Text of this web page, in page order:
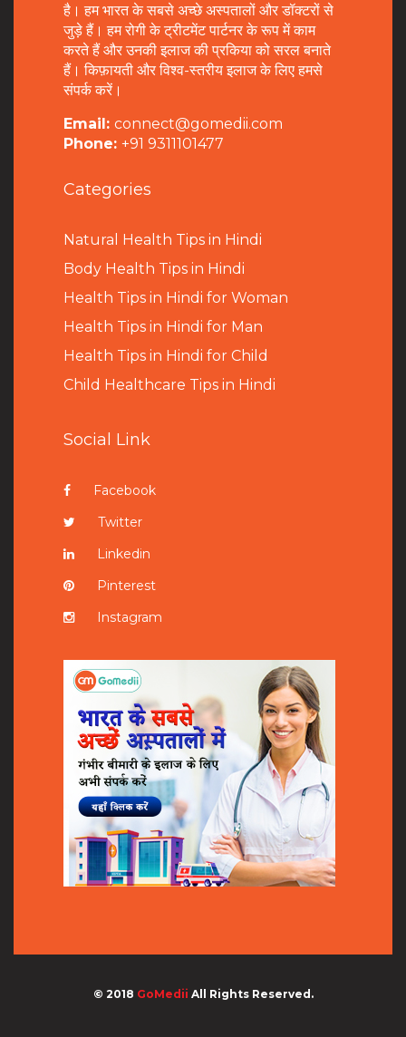
है। हम भारत के सबसे अच्छे अस्पतालों और डॉक्टरों से
जुड़े हैं। हम रोगी के ट्रीटमेंट पार्टनर के रूप में काम
करते हैं और उनकी इलाज की प्रकिया को सरल बनाते
हैं। किफ़ायती और विश्व-स्तरीय इलाज के लिए हमसे
संपर्क करें।
Email: connect@gomedii.com
Phone: +91 9311101477
Categories
Natural Health Tips in Hindi
Body Health Tips in Hindi
Health Tips in Hindi for Woman
Health Tips in Hindi for Man
Health Tips in Hindi for Child
Child Healthcare Tips in Hindi
Social Link
Facebook
Twitter
Linkedin
Pinterest
Instagram
© 2018 GoMedii All Rights Reserved.